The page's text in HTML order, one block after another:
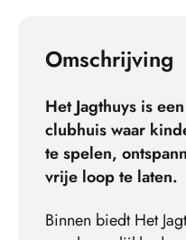
Omschrijving
Het Jagthuys is
clubhuis waar
te spelen,
vrije loop te laten.
Binnen biedt Het